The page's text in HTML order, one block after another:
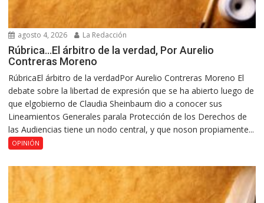
agosto 4, 2026 La Redacción
Rúbrica…El árbitro de la verdad, Por Aurelio
Contreras Moreno
RúbricaEl árbitro de la verdadPor Aurelio Contreras Moreno El
debate sobre la libertad de expresión que se ha abierto luego de
que elgobierno de Claudia Sheinbaum dio a conocer sus
Lineamientos Generales parala Protección de los Derechos de
las Audiencias tiene un nodo central, y que noson propiamente...
OPINIÓN